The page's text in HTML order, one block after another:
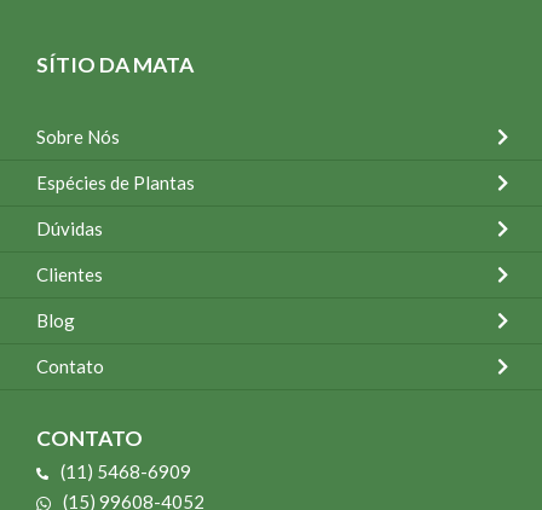
SÍTIO DA MATA
Sobre Nós
Espécies de Plantas
Dúvidas
Clientes
Blog
Contato
CONTATO
(11) 5468-6909
(15) 99608-4052